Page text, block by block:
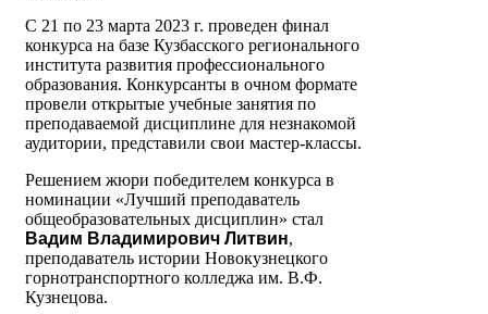
С 21 по 23 марта 2023 г. проведен финал
конкурса на базе Кузбасского регионального
института развития профессионального
образования. Конкурсанты в очном формате
провели открытые учебные занятия по
преподаваемой дисциплине для незнакомой
аудитории, представили свои мастер-классы.
Решением жюри победителем конкурса в
номинации «Лучший преподаватель
общеобразовательных дисциплин» стал
Вадим Владимирович Литвин,
преподаватель истории Новокузнецкого
горнотранспортного колледжа им. В.Ф.
Кузнецова.